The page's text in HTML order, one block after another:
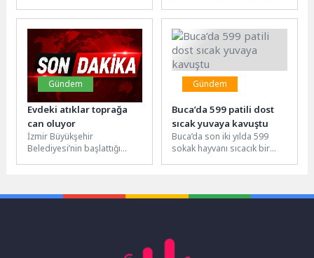
İşgücü Araştırması...
Gündem
Evdeki atıklar toprağa
can oluyor
İzmir Büyükşehir
Belediyesi’nin başlattığı
Dünya Çevre Günü
Gündem
Buca’da 599 patili dost
sıcak yuvaya kavuştu
Buca’da son iki yılda 599
sokak hayvanı sıcacık bir